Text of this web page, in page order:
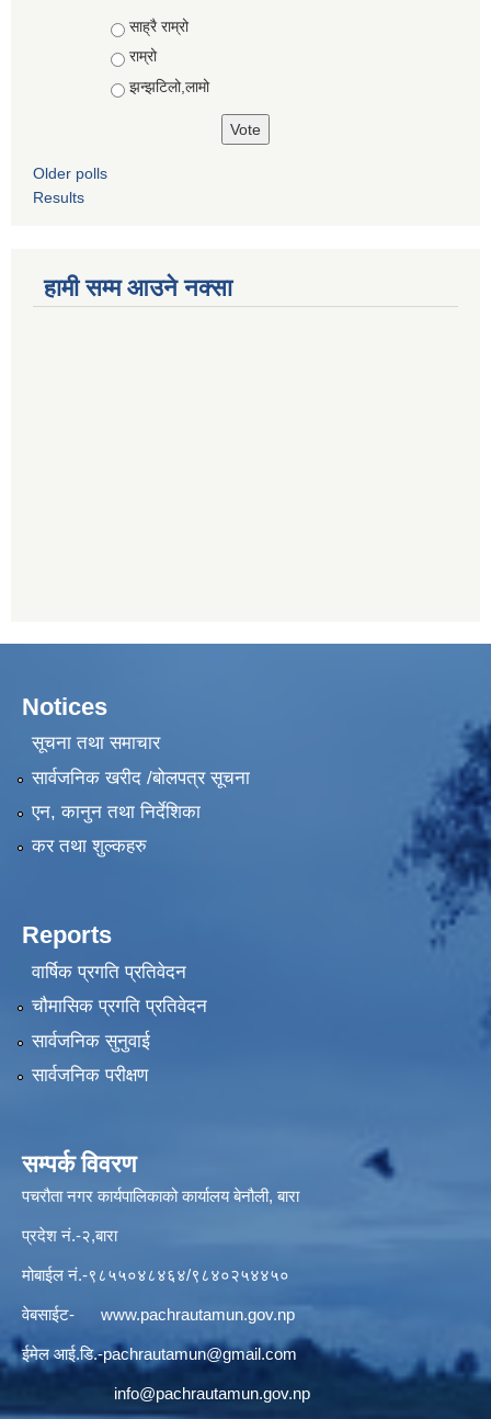
Choices
साह्रै राम्रो
राम्रो
झन्झटिलो,लामो
Older polls
Results
हामी सम्म आउने नक्सा
Notices
सूचना तथा समाचार
सार्वजनिक खरीद /बोलपत्र सूचना
एन, कानुन तथा निर्देशिका
कर तथा शुल्कहरु
Reports
वार्षिक प्रगति प्रतिवेदन
चौमासिक प्रगति प्रतिवेदन
सार्वजनिक सुनुवाई
सार्वजनिक परीक्षण
सम्पर्क विवरण
पचरौता नगर कार्यपालिकाको कार्यालय बेनौली, बारा
प्रदेश नं.-२,बारा
मोबाईल नं.-९८५५०४८४६४/९८४०२५४४५०
वेबसाईट- www.pachrautamun.gov.np
ईमेल आई.डि.-pachrautamun@gmail.com
info@pachrautamun.gov.np